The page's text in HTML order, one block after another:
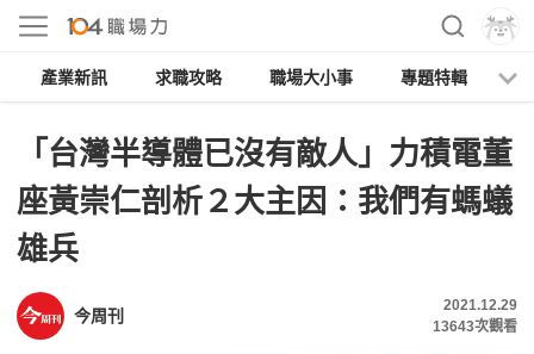
產業新訊 求職攻略 職場大小事 專題特輯
「台灣半導體已沒有敵人」力積電董
座黃崇仁剖析２大主因：我們有螞蟻
雄兵
今周刊
2021.12.29
13643次觀看